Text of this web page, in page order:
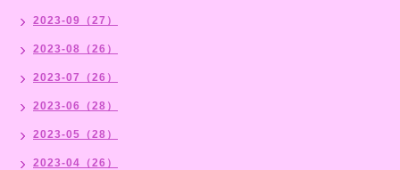
2023-09（27）
2023-08（26）
2023-07（26）
2023-06（28）
2023-05（28）
2023-04（26）